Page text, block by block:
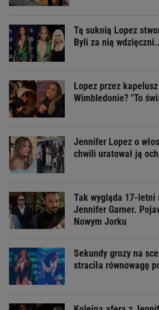
Tą suknią Lopez
Byli za nią
Lopez przez
Wimbledonie? "To
Jennifer Lopez o
chwili uratował ją
Tak wygląda 17-letni
Jennifer Garner.
Nowym Jorku
Sekundy grozy na
straciła równowagę